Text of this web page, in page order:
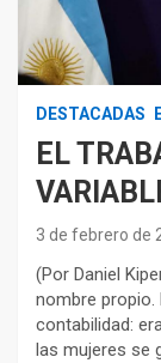
DESTACADAS
EL
3 de febrero de
(Por Daniel
nombre propio.
contabilidad:
las mujeres se